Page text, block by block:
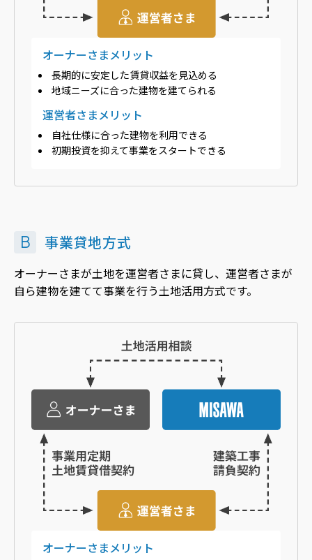
ミサワアイデンティティ
オーナーさまメリット
長期的に安定した賃貸収益を見込める
地域ニーズに合った建物を建てられる
運営者さまメリット
自社仕様に合った建物を利用できる
初期投資を抑えて事業をスタートできる
B 事業貸地方式
オーナーさまが土地を運営者さまに貸し、運営者さまが
自ら建物を建てて事業を行う土地活用方式です。
オーナーさまメリット